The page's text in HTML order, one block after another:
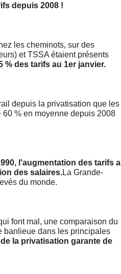
depuis 2008 !
les cheminots, sur des
et TSSA étaient présents
des tarifs au 1er janvier.
depuis la privatisation que les
% en moyenne depuis 2008
l'augmentation des tarifs a
des salaires.La Grande-
du monde.
font mal, une comparaison du
banlieue dans les principales
la privatisation garante de